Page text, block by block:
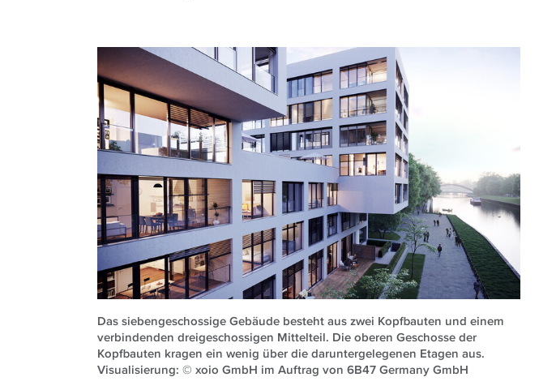
Das siebengeschossige Gebäude besteht aus zwei Kopfbauten und einem
verbindenden dreigeschossigen Mittelteil. Die oberen Geschosse der
Kopfbauten kragen ein wenig über die daruntergelegenen Etagen aus.
Visualisierung: © xoio GmbH im Auftrag von 6B47 Germany GmbH